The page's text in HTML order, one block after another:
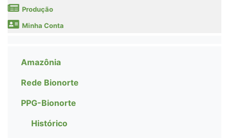
Produção
Minha Conta
Amazônia
Rede Bionorte
PPG-Bionorte
Histórico